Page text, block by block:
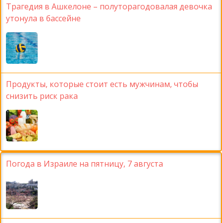
Трагедия в Ашкелоне – полуторагодовалая девочка
утонула в бассейне
Продукты, которые стоит есть мужчинам, чтобы
снизить риск рака
Погода в Израиле на пятницу, 7 августа